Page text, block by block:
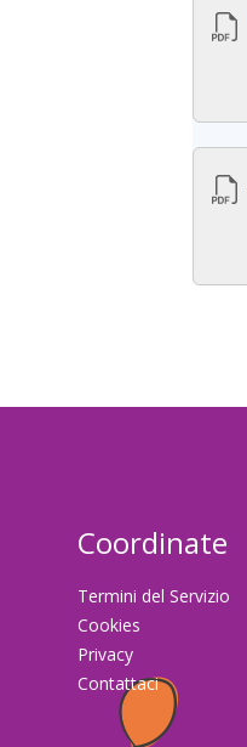
Coordinate
Termini del Servizio
Cookies
Privacy
Contattaci